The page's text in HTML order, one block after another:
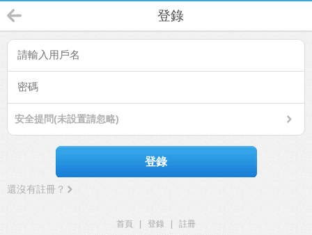
登錄
安全提問(未設置請忽略)
登錄
還沒有註冊？
首頁 登錄
註冊